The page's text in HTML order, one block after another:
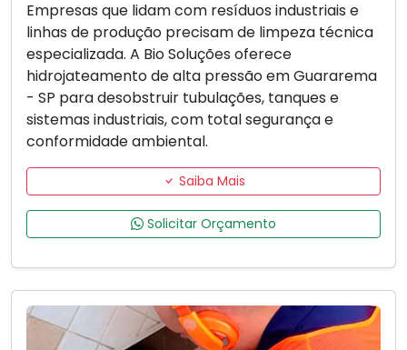
Empresas que lidam com resíduos industriais e
linhas de produção precisam de limpeza técnica
especializada. A Bio Soluções oferece
hidrojateamento de alta pressão em Guararema
- SP para desobstruir tubulações, tanques e
sistemas industriais, com total segurança e
conformidade ambiental.
Saiba Mais
Solicitar Orçamento